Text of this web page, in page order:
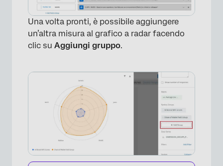
Una volta pronti, è possibile aggiungere
un’altra misura al grafico a radar facendo
clic su Aggiungi gruppo.